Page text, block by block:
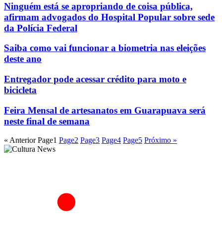
Ninguém está se apropriando de coisa pública,
afirmam advogados do Hospital Popular sobre sede
da Polícia Federal
Saiba como vai funcionar a biometria nas eleições
deste ano
Entregador pode acessar crédito para moto e
bicicleta
Feira Mensal de artesanatos em Guarapuava será
neste final de semana
« Anterior Page1 Page2 Page3 Page4 Page5 Próximo »